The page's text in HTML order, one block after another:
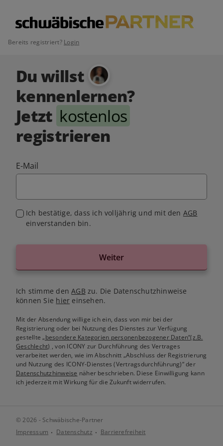
Bereits registriert? Login
Du willst
kennenlernen?
Jetzt kostenlos
registrieren
E-Mail
Ich bestätige, dass ich volljährig und mit den AGB
einverstanden bin.
Weiter
Ich stimme denAGB zu. Die Datenschutzhinweise
können Sie hier einsehen.
Mit der Absendung willige ich ein, dass von mir bei der
Registrierung oder bei Nutzung des Dienstes zur Verfügung
gestellte„besondere Kategorien personenbezogener Daten“(z.B.
Geschlecht) , von ICONY zur Durchführung des Vertrages
verarbeitet werden, wie im Abschnitt „Abschluss der Registrierung
und Nutzung des ICONY-Dienstes (Vertragsdurchführung)“ der
Datenschutzhinweise näher beschrieben. Diese Einwilligung kann
ich jederzeit mit Wirkung für die Zukunft widerrufen.
© 2026 - Schwäbische-Partner
Impressum
Datenschutz Barrierefreiheit